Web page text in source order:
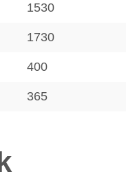
1530
1730
400
365